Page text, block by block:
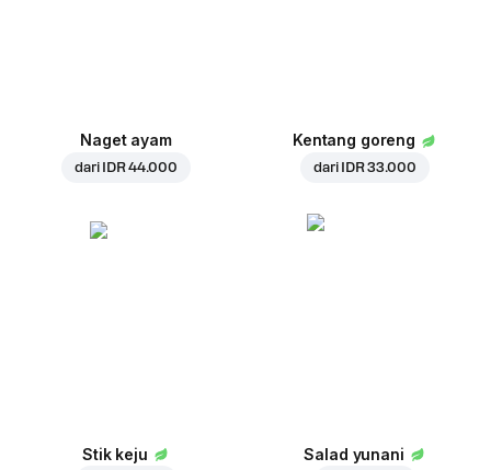
Naget ayam
dari IDR 44.000
Kentang goreng
dari IDR 33.000
Stik keju Salad yunani